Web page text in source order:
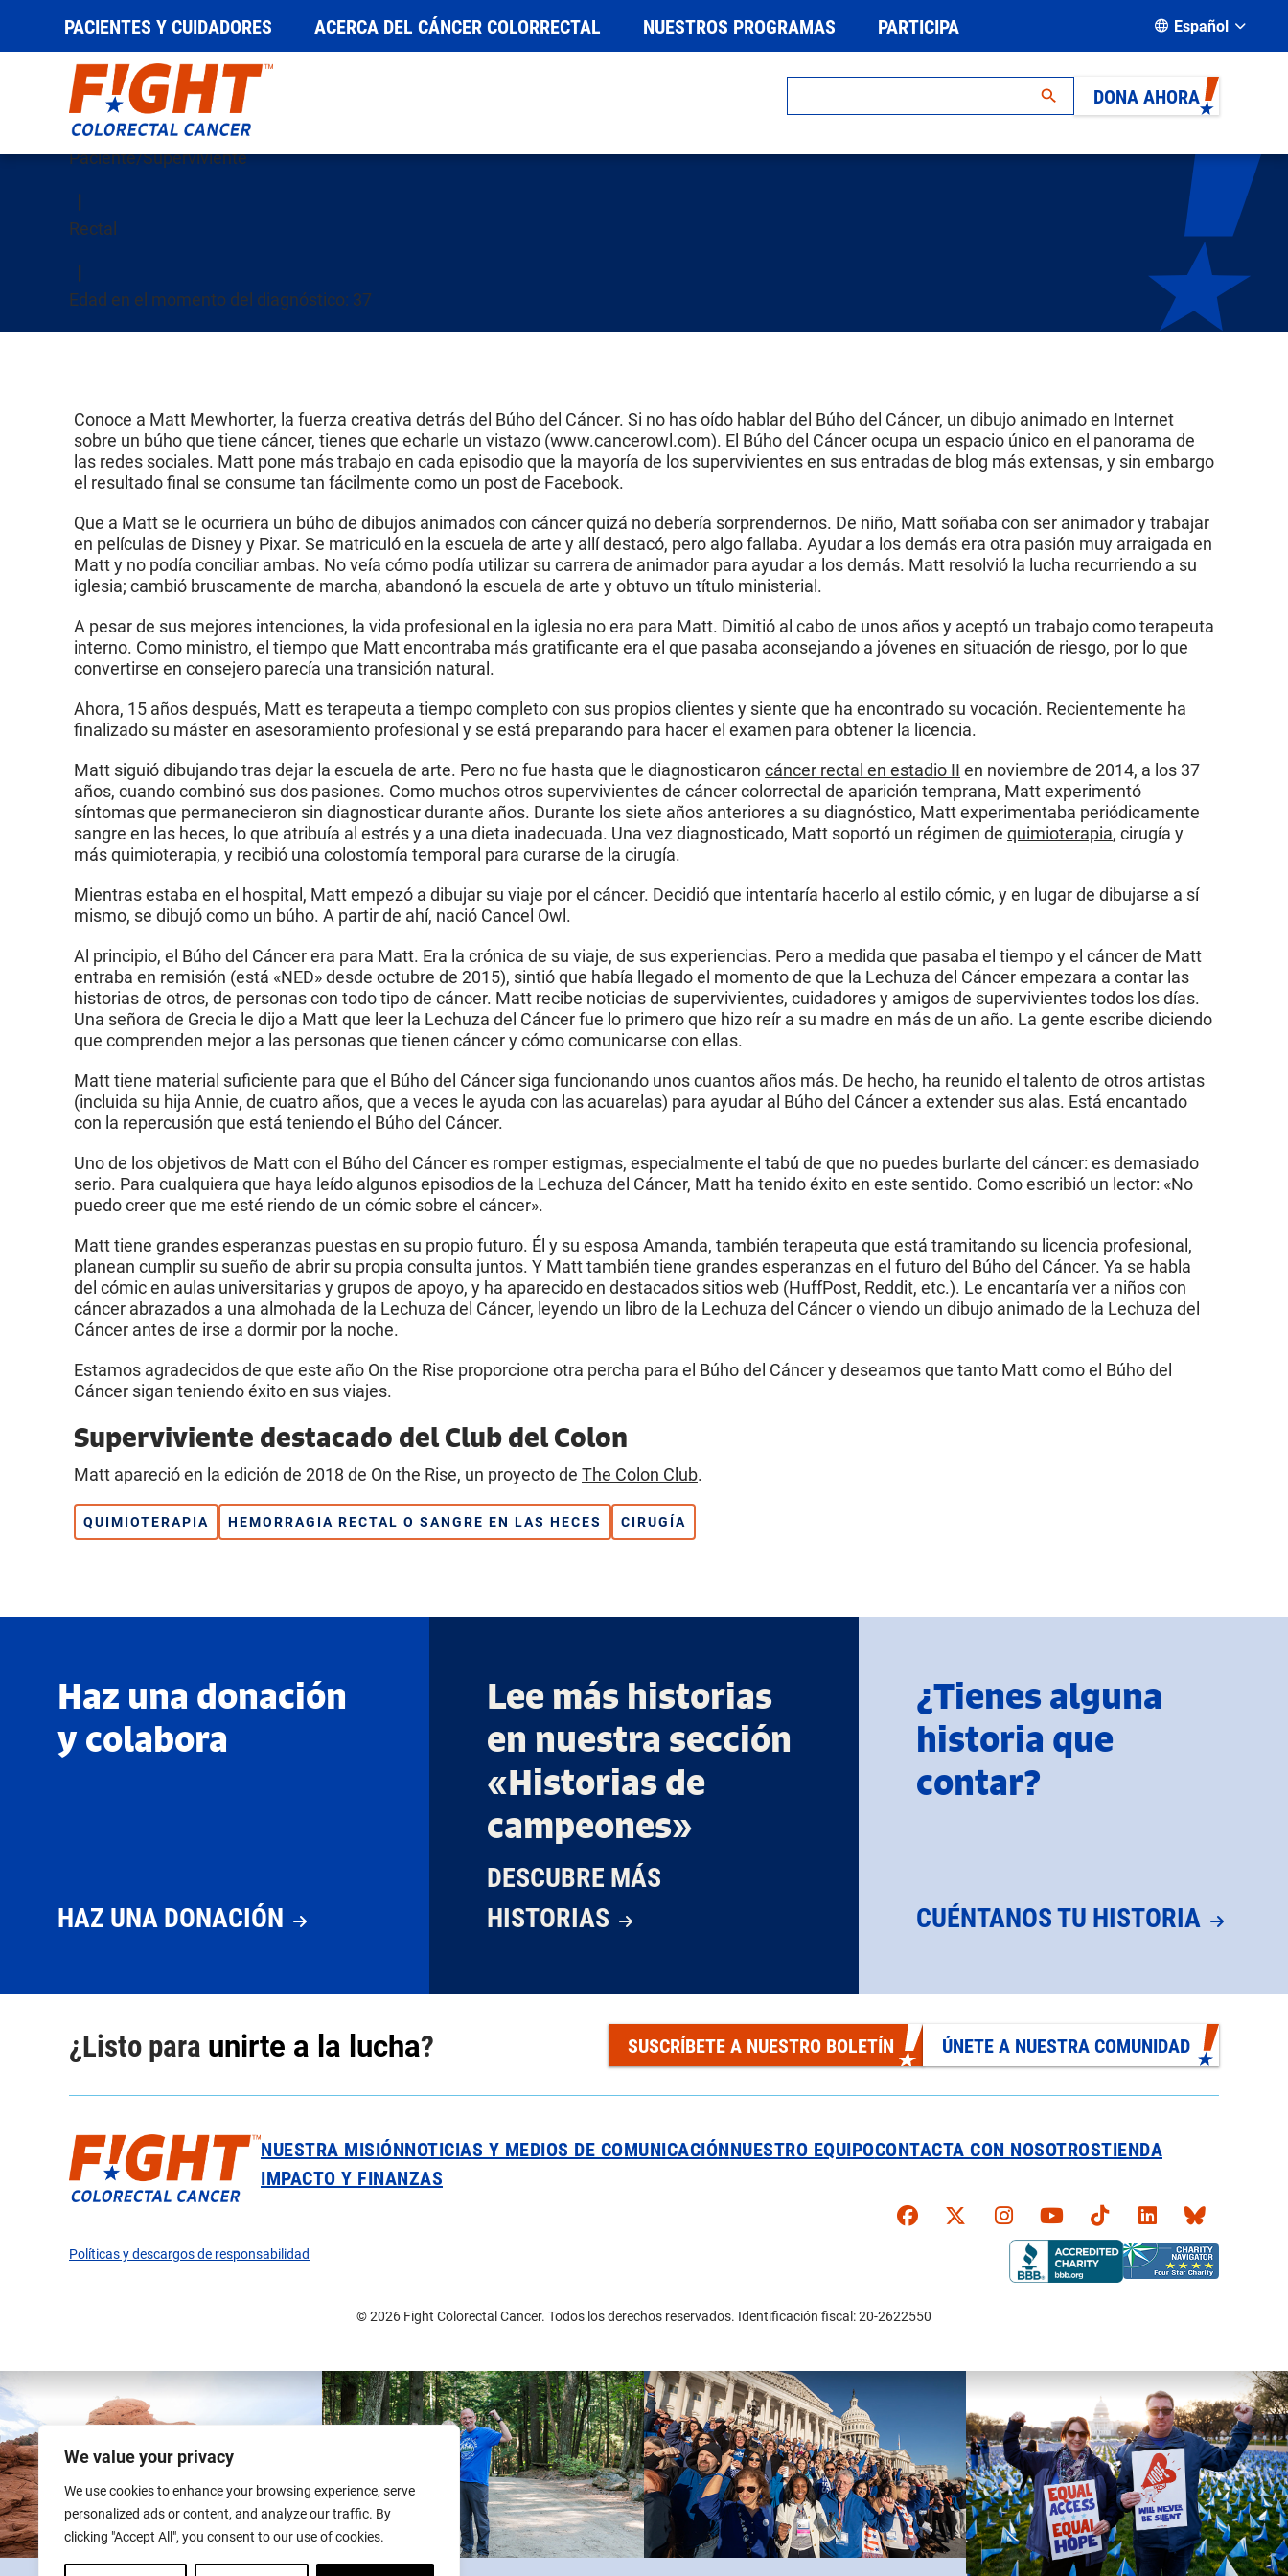
We value your privacy
We use cookies to enhance your browsing experience, serve
personalized ads or content, and analyze our traffic. By
clicking "Accept All", you consent to our use of cookies.
contenido
PACIENTES Y CUIDADORES ACERCA DEL CÁNCER COLORRECTAL NUESTROS PROGRAMAS PARTICIPA Español
DONA AHORA
Matt Mewhorter
Paciente/Superviviente
Rectal
Edad en el momento del diagnóstico: 37
Conoce a Matt Mewhorter, la fuerza creativa detrás del Búho del Cáncer. Si no has oído hablar del Búho del Cáncer, un dibujo animado en Internet
sobre un búho que tiene cáncer, tienes que echarle un vistazo (www.cancerowl.com). El Búho del Cáncer ocupa un espacio único en el panorama de
las redes sociales. Matt pone más trabajo en cada episodio que la mayoría de los supervivientes en sus entradas de blog más extensas, y sin embargo
el resultado final se consume tan fácilmente como un post de Facebook.
Que a Matt se le ocurriera un búho de dibujos animados con cáncer quizá no debería sorprendernos. De niño, Matt soñaba con ser animador y trabajar
en películas de Disney y Pixar. Se matriculó en la escuela de arte y allí destacó, pero algo fallaba. Ayudar a los demás era otra pasión muy arraigada en
Matt y no podía conciliar ambas. No veía cómo podía utilizar su carrera de animador para ayudar a los demás. Matt resolvió la lucha recurriendo a su
iglesia; cambió bruscamente de marcha, abandonó la escuela de arte y obtuvo un título ministerial.
A pesar de sus mejores intenciones, la vida profesional en la iglesia no era para Matt. Dimitió al cabo de unos años y aceptó un trabajo como terapeuta
interno. Como ministro, el tiempo que Matt encontraba más gratificante era el que pasaba aconsejando a jóvenes en situación de riesgo, por lo que
convertirse en consejero parecía una transición natural.
Ahora, 15 años después, Matt es terapeuta a tiempo completo con sus propios clientes y siente que ha encontrado su vocación. Recientemente ha
finalizado su máster en asesoramiento profesional y se está preparando para hacer el examen para obtener la licencia.
Matt siguió dibujando tras dejar la escuela de arte. Pero no fue hasta que le diagnosticaron cáncer rectal en estadio II en noviembre de 2014, a los 37
años, cuando combinó sus dos pasiones. Como muchos otros supervivientes de cáncer colorrectal de aparición temprana, Matt experimentó
síntomas que permanecieron sin diagnosticar durante años. Durante los siete años anteriores a su diagnóstico, Matt experimentaba periódicamente
sangre en las heces, lo que atribuía al estrés y a una dieta inadecuada. Una vez diagnosticado, Matt soportó un régimen de quimioterapia, cirugía y
más quimioterapia, y recibió una colostomía temporal para curarse de la cirugía.
Mientras estaba en el hospital, Matt empezó a dibujar su viaje por el cáncer. Decidió que intentaría hacerlo al estilo cómic, y en lugar de dibujarse a sí
mismo, se dibujó como un búho. A partir de ahí, nació Cancel Owl.
Al principio, el Búho del Cáncer era para Matt. Era la crónica de su viaje, de sus experiencias. Pero a medida que pasaba el tiempo y el cáncer de Matt
entraba en remisión (está «NED» desde octubre de 2015), sintió que había llegado el momento de que la Lechuza del Cáncer empezara a contar las
historias de otros, de personas con todo tipo de cáncer. Matt recibe noticias de supervivientes, cuidadores y amigos de supervivientes todos los días.
Una señora de Grecia le dijo a Matt que leer la Lechuza del Cáncer fue lo primero que hizo reír a su madre en más de un año. La gente escribe diciendo
que comprenden mejor a las personas que tienen cáncer y cómo comunicarse con ellas.
Matt tiene material suficiente para que el Búho del Cáncer siga funcionando unos cuantos años más. De hecho, ha reunido el talento de otros artistas
(incluida su hija Annie, de cuatro años, que a veces le ayuda con las acuarelas) para ayudar al Búho del Cáncer a extender sus alas. Está encantado
con la repercusión que está teniendo el Búho del Cáncer.
Uno de los objetivos de Matt con el Búho del Cáncer es romper estigmas, especialmente el tabú de que no puedes burlarte del cáncer: es demasiado
serio. Para cualquiera que haya leído algunos episodios de la Lechuza del Cáncer, Matt ha tenido éxito en este sentido. Como escribió un lector: «No
puedo creer que me esté riendo de un cómic sobre el cáncer».
Matt tiene grandes esperanzas puestas en su propio futuro. Él y su esposa Amanda, también terapeuta que está tramitando su licencia profesional,
planean cumplir su sueño de abrir su propia consulta juntos. Y Matt también tiene grandes esperanzas en el futuro del Búho del Cáncer. Ya se habla
del cómic en aulas universitarias y grupos de apoyo, y ha aparecido en destacados sitios web (HuffPost, Reddit, etc.). Le encantaría ver a niños con
cáncer abrazados a una almohada de la Lechuza del Cáncer, leyendo un libro de la Lechuza del Cáncer o viendo un dibujo animado de la Lechuza del
Cáncer antes de irse a dormir por la noche.
Estamos agradecidos de que este año On the Rise proporcione otra percha para el Búho del Cáncer y deseamos que tanto Matt como el Búho del
Cáncer sigan teniendo éxito en sus viajes.
Superviviente destacado del Club del Colon
Matt apareció en la edición de 2018 de On the Rise, un proyecto de The Colon Club.
QUIMIOTERAPIA HEMORRAGIA RECTAL O SANGRE EN LAS HECES CIRUGÍA
Haz una donación
y colabora
HAZ UNA DONACIÓN
Lee más historias
en nuestra sección
«Historias de
campeones»
DESCUBRE MÁS
HISTORIAS
¿Tienes alguna
historia que
contar?
CUÉNTANOS TU HISTORIA
¿Listo para unirte a la lucha? SUSCRÍBETE A NUESTRO BOLETÍN ÚNETE A NUESTRA COMUNIDAD
NUESTRA MISIÓNNOTICIAS Y MEDIOS DE COMUNICACIÓNNUESTRO EQUIPOCONTACTA CON NOSOTROSTIENDA
IMPACTO Y FINANZAS
Faceboook
X Instagram
YouTubeTikTokLinkedInBluesky
Políticas y descargos de responsabilidad
© 2026 Fight Colorectal Cancer. Todos los derechos reservados. Identificación fiscal: 20-2622550